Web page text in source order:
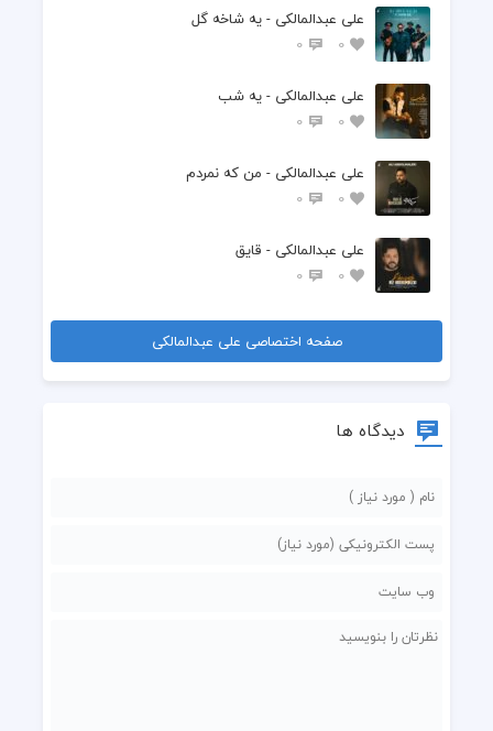
علی عبدالمالکی - یه شاخه گل
0
0
علی عبدالمالکی - یه شب
0
0
علی عبدالمالکی - من که نمردم
0
0
علی عبدالمالکی - قایق
0
0
صفحه اختصاصی علی عبدالمالکی
دیدگاه ها